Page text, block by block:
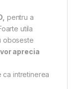
pentru a
utila
oboseste
aprecia
ca intretinerea